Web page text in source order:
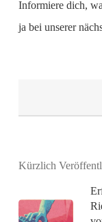
Informiere dich,
ja bei unserer
Kürzlich